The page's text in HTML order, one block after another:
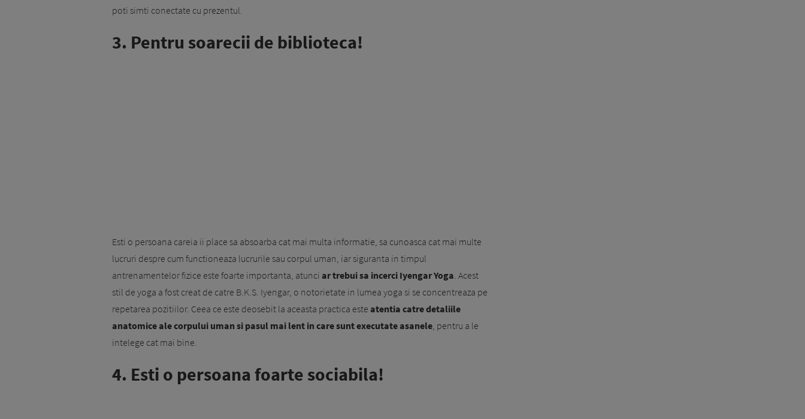
poti simti conectate cu prezentul.
3. Pentru soarecii de biblioteca!
Esti o persoana careia ii place sa absoarba cat mai multa informatie, sa cunoasca cat mai multe
lucruri despre cum functioneaza lucrurile sau corpul uman, iar siguranta in timpul
antrenamentelor fizice este foarte importanta, atunci ar trebui sa incerci Iyengar Yoga. Acest
stil de yoga a fost creat de catre B.K.S. Iyengar, o notorietate in lumea yoga si se concentreaza pe
repetarea pozitiilor. Ceea ce este deosebit la aceasta practica este atentia catre detaliile
anatomice ale corpului uman si pasul mai lent in care sunt executate asanele, pentru a le
intelege cat mai bine.
4. Esti o persoana foarte sociabila!